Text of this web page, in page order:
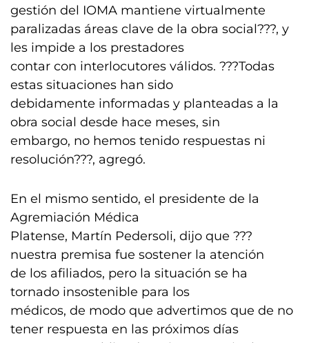
gestión del IOMA mantiene virtualmente
paralizadas áreas clave de la obra social???, y
les impide a los prestadores
contar con interlocutores válidos. ???Todas
estas situaciones han sido
debidamente informadas y planteadas a la
obra social desde hace meses, sin
embargo, no hemos tenido respuestas ni
resolución???, agregó.
En el mismo sentido, el presidente de la
Agremiación Médica
Platense, Martín Pedersoli, dijo que ???
nuestra premisa fue sostener la atención
de los afiliados, pero la situación se ha
tornado insostenible para los
médicos, de modo que advertimos que de no
tener respuesta en las próximos días